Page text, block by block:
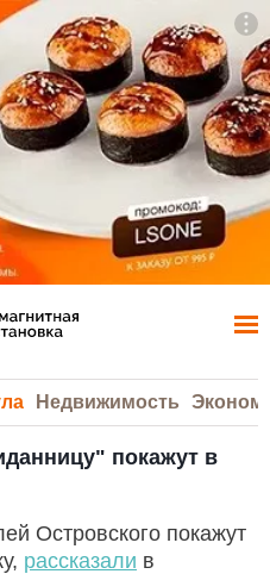
Недвижимость
покажут в
Островского покажут
рассказали в